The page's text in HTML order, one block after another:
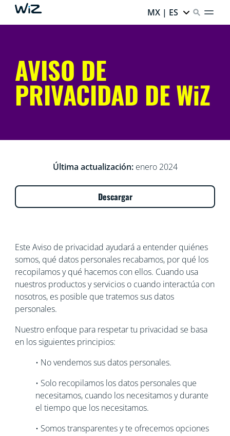
MX | ES
AVISO DE
PRIVACIDAD DE WiZ
Última actualización:enero 2024
Descargar
Este Aviso de privacidad ayudará a entender quiénes
somos, qué datos personales recabamos, por qué los
recopilamos y qué hacemos con ellos. Cuando usa
nuestros productos y servicios o cuando interactúa con
nosotros, es posible que tratemos sus datos
personales.
Nuestro enfoque para respetar tu privacidad se basa
en los siguientes principios:
• No vendemos sus datos personales.
• Solo recopilamos los datos personales que
necesitamos, cuando los necesitamos y durante
el tiempo que los necesitamos.
• Somos transparentes y te ofrecemos opciones